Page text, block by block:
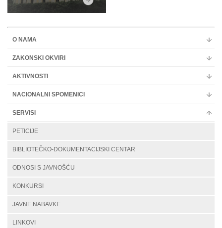
O NAMA
ZAKONSKI OKVIRI
AKTIVNOSTI
NACIONALNI SPOMENICI
SERVISI
PETICIJE
BIBLIOTEČKO-DOKUMENTACIJSKI CENTAR
ODNOSI S JAVNOŠĆU
KONKURSI
JAVNE NABAVKE
LINKOVI